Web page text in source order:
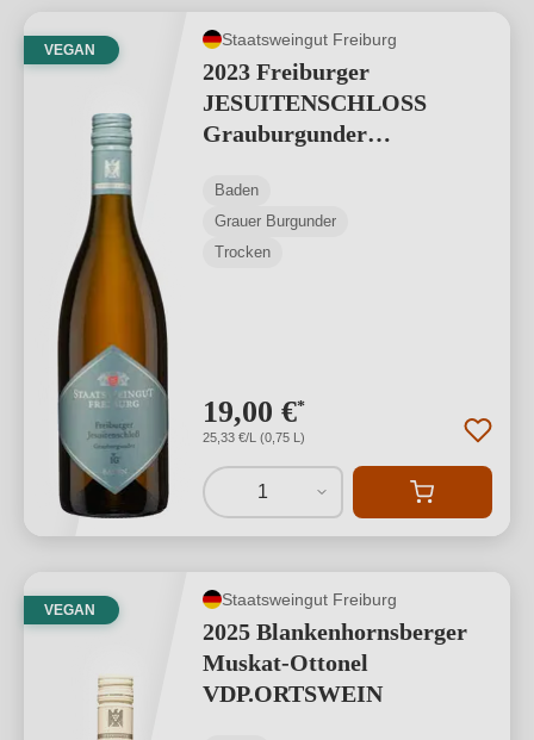
VEGAN
Staatsweingut Freiburg
2023 Freiburger
JESUITENSCHLOSS
Grauburgunder
Baden
Grauer Burgunder
Trocken
19,00 €*
25,33 €/L (0,75 L)
1
VEGAN
Staatsweingut Freiburg
2025 Blankenhornsberger
Muskat-Ottonel
VDP.ORTSWEIN